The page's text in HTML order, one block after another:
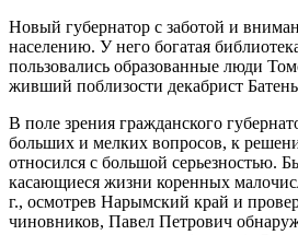
Новый губернатор с заботой и
населению. У него богатая
пользовались образованные люди
живший поблизости декабрист
В поле зрения гражданского
больших и мелких вопросов, к
относился с большой серьезностью.
касающиеся жизни коренных
г., осмотрев Нарымский край и
чиновников, Павел Петрович